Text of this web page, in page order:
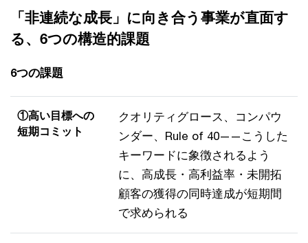
「非連続な成長」に向き合う事業が直面す
る、6つの構造的課題
6つの課題
①高い目標への
短期コミット
クオリティグロース、コンパウ
ンダー、Rule of 40——こうした
キーワードに象徴されるよう
に、高成長・高利益率・未開拓
顧客の獲得の同時達成が短期間
で求められる